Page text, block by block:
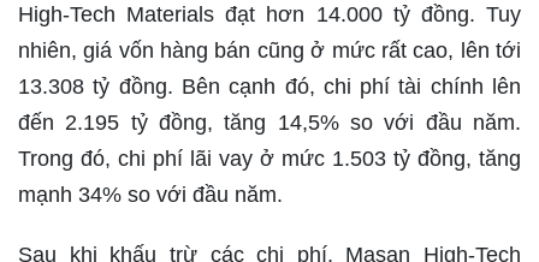
High-Tech Materials đạt hơn 14.000 tỷ đồng. Tuy
nhiên, giá vốn hàng bán cũng ở mức rất cao, lên tới
13.308 tỷ đồng. Bên cạnh đó, chi phí tài chính lên
đến 2.195 tỷ đồng, tăng 14,5% so với đầu năm.
Trong đó, chi phí lãi vay ở mức 1.503 tỷ đồng, tăng
mạnh 34% so với đầu năm.
Sau khi khấu trừ các chi phí, Masan High-Tech